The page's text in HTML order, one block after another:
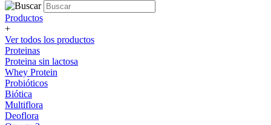
Productos
+
Ver todos los productos
Proteinas
Proteina sin lactosa
Whey Protein
Probióticos
Biótica
Multiflora
Deoflora